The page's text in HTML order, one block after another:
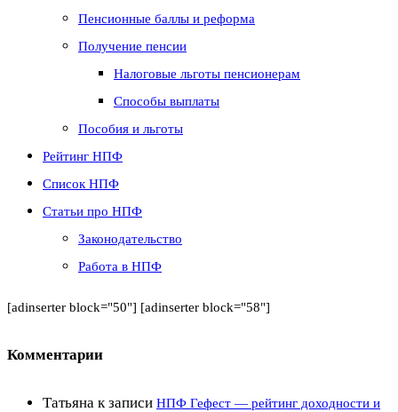
Пенсионные баллы и реформа
Получение пенсии
Налоговые льготы пенсионерам
Способы выплаты
Пособия и льготы
Рейтинг НПФ
Список НПФ
Статьи про НПФ
Законодательство
Работа в НПФ
[adinserter block="50"] [adinserter block="58"]
Комментарии
Татьяна к записи НПФ Гефест — рейтинг доходности и